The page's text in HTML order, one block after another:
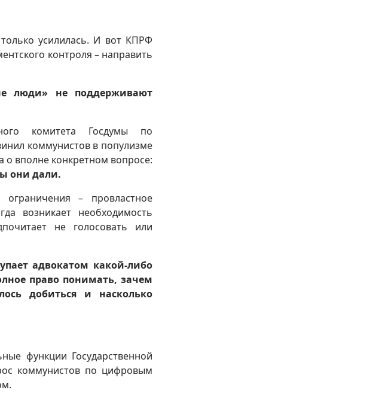
усилилась. И вот КПРФ
контроля – направить
люди» не поддерживают
комитета Госдумы по
коммунистов в популизме
о вполне конкретном вопросе:
они дали.
– провластное
возникает необходимость
не голосовать или
адвокатом какой-либо
право понимать, зачем
добиться и насколько
функции Государственной
коммунистов по цифровым